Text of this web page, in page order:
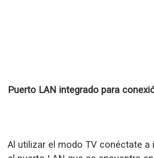
Puerto LAN integrado para
Al utilizar el modo TV conéctate a